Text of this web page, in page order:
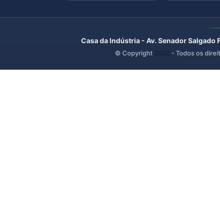
Casa da Indústria - Av. Senador
© Copyright 2026 - Todos os